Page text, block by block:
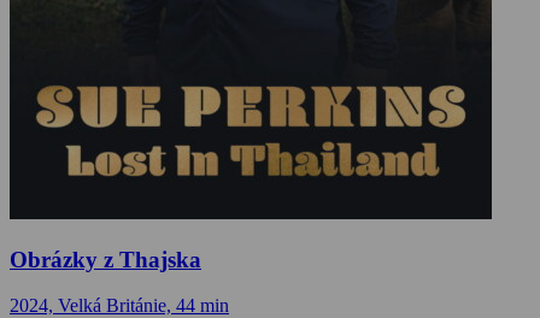
Obrázky z Thajska
2024, Velká Británie, 44 min